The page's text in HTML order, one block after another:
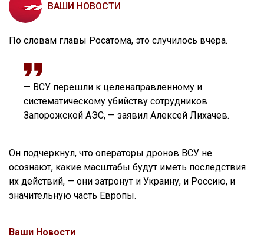
ВАШИ НОВОСТИ
По словам главы Росатома, это случилось вчера.
— ВСУ перешли к целенаправленному и
систематическому убийству сотрудников
Запорожской АЭС, — заявил Алексей Лихачев.
Он подчеркнул, что операторы дронов ВСУ не
осознают, какие масштабы будут иметь последствия
их действий, — они затронут и Украину, и Россию, и
значительную часть Европы.
Ваши Новости